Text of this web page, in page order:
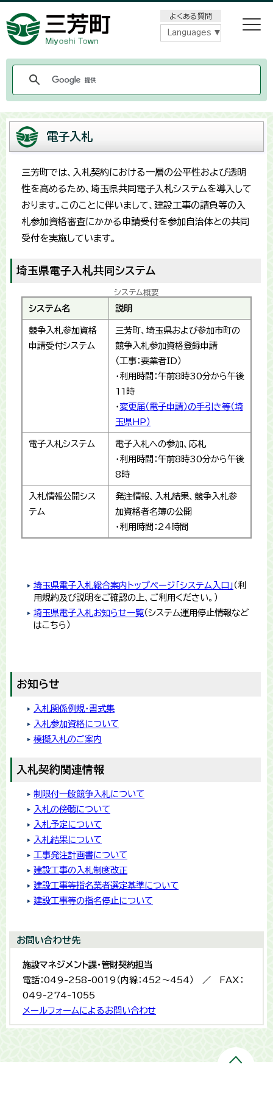
よくある質問
Languages
電子入札
三芳町では、入札契約における一層の公平性および透明
性を高めるため、埼玉県共同電子入札システムを導入して
おります。このことに伴いまして、建設工事の請負等の入
札参加資格審査にかかる申請受付を参加自治体との共同
受付を実施しています。
埼玉県電子入札共同システム
システム概要
システム名 説明
競争入札参加資格
申請受付システム
三芳町、埼玉県および参加市町の
競争入札参加資格登録申請
（工事：要業者ID）
・利用時間：午前8時30分から午後
11時
・変更届（電子申請）の手引き等（埼
玉県HP）
電子入札システム
電子入札への参加、応札
・利用時間：午前8時30分から午後
8時
入札情報公開シス
テム
発注情報、入札結果、競争入札参
加資格者名簿の公開
・利用時間：24時間
埼玉県電子入札総合案内トップページ「システム入口」 （利
用規約及び説明をご確認の上、ご利用ください。）
埼玉県電子入札お知らせ一覧（システム運用停止情報など
はこちら）
お知らせ
入札関係例規・書式集
入札参加資格について
模擬入札のご案内
入札契約関連情報
制限付一般競争入札について
入札の傍聴について
入札予定について
入札結果について
工事発注計画書について
建設工事の­入札制度改正­
建設工事等指名業者選定基準について
建設工事等の指名停止について
お問い合わせ先
施設マネジメント課・管財契約担当
電話：049-258-0019（内線：452～454） ／ FAX：
049-274-1055
メールフォームによるお問い合わせ